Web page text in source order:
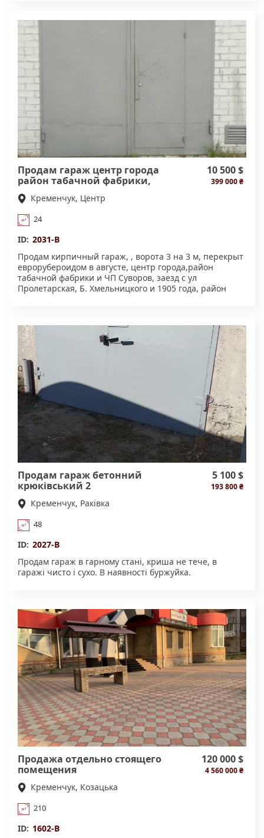
системой. Рабочий грузовой лифт. Общая площадь
830,1кв.м. Высота потолков 3,90м
Металлопластиковые окна. Кондиционер. Грамотная
разводка отопления. Выделенная мощность 25кВт.
Счетчики на тепло, элетричество, воду. На данный
момент помещение используется под швейное
производство (в аренде).
Продам гараж центр города
район табачной фабрики,
новостройки
10 500 $
399 000 ₴
Кременчук, Центр
24
ID: 2031-В
Продам кирпичный гараж, , ворота 3 на 3 м, перекрыт
еврорубероидом в августе, центр города,район
табачной фабрики и ЧП Суворов, заезд с ул
Пролетарская, Б. Хмельницкого и 1905 года, район
время .Продажа от хозяина в связи с переездом на
Водоканал, гараж в центре стал не актуален.
Варианты обмена,обмен на гараж 101 квартал, авто з
АКП. Срочно .
Продам гараж бетонний
крюківський 2
5 100 $
193 800 ₴
Кременчук, Раківка
48
ID: 2027-В
Продам гараж в гарному стані, криша не тече, в
гаражі чисто і сухо. В наявності буржуйка.
Продажа отдельно стоящего
помещения
120 000 $
4 560 000 ₴
Кременчук, Козацька
210
ID: 1602-В